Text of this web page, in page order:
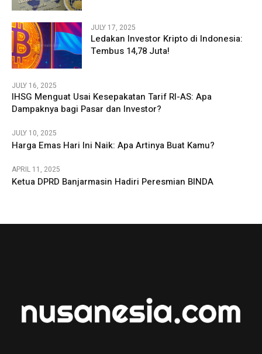
JULY 17, 2025
Ledakan Investor Kripto di Indonesia:
Tembus 14,78 Juta!
JULY 16, 2025
IHSG Menguat Usai Kesepakatan Tarif RI-AS: Apa
Dampaknya bagi Pasar dan Investor?
JULY 10, 2025
Harga Emas Hari Ini Naik: Apa Artinya Buat Kamu?
APRIL 11, 2025
Ketua DPRD Banjarmasin Hadiri Peresmian BINDA